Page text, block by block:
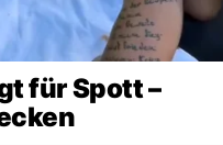
für Spott –